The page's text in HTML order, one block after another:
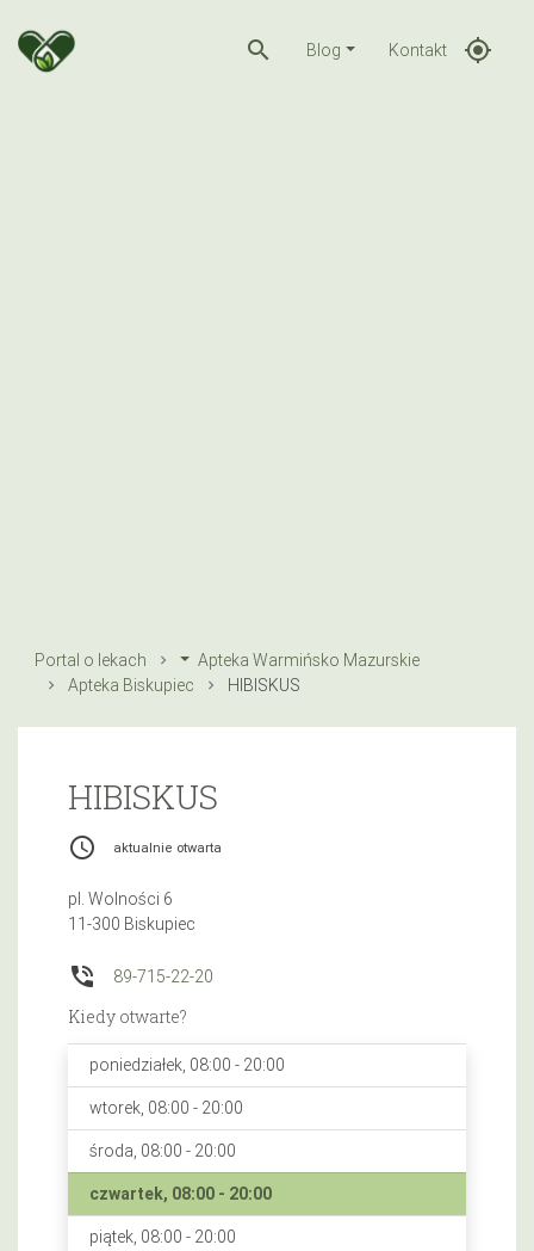
search Blog Kontakt gps_fixed
Portal o lekach
Apteka Warmińsko Mazurskie
Apteka Biskupiec
HIBISKUS
HIBISKUS
access_time aktualnie otwarta
pl. Wolności 6
11-300 Biskupiec
phone_in_talk 89-715-22-20
Kiedy otwarte?
poniedziałek, 08:00 - 20:00
wtorek, 08:00 - 20:00
środa, 08:00 - 20:00
czwartek, 08:00 - 20:00
piątek, 08:00 - 20:00